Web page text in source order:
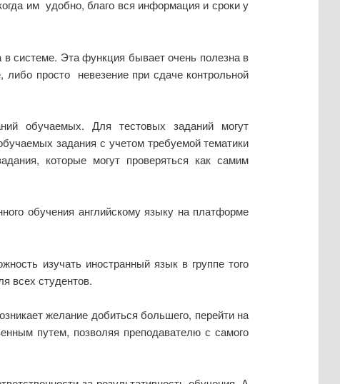
им удобно, благо вся информация и сроки у
в системе. Эта функция бывает очень полезна в
либо просто невезение при сдаче контрольной
обучаемых. Для тестовых заданий могут
задания с учетом требуемой тематики
которые могут проверяться как самим
обучения английскому языку на платформе
изучать иностранный язык в группе того
всех студентов.
желание добиться большего, перейти на
путем, позволяя преподавателю с самого